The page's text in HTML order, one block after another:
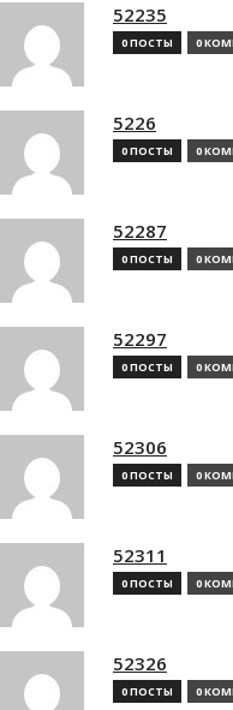
52235
0 ПОСТЫ 0
5226
0 ПОСТЫ 0
52287
0 ПОСТЫ 0
52297
0 ПОСТЫ 0
52306
0 ПОСТЫ 0
52311
0 ПОСТЫ 0
52326
0 ПОСТЫ 0